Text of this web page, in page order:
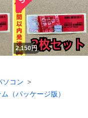
2,150円
ソコン
（パッケージ版）